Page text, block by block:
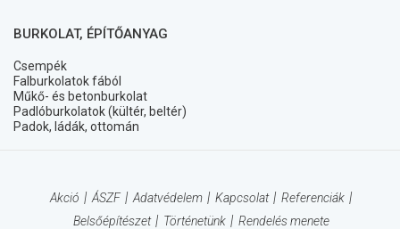
BURKOLAT, ÉPÍTŐANYAG
Csempék
Falburkolatok fából
Műkő- és betonburkolat
Padlóburkolatok (kültér, beltér)
Padok, ládák, ottomán
Akció ÁSZF Adatvédelem Kapcsolat
Referenciák
Belsőépítészet
Történetünk Rendelés menete